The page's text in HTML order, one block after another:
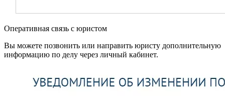
Оперативная связь с юристом
Вы можете позвонить или направить юристу дополнительную
информацию по делу через личный кабинет.